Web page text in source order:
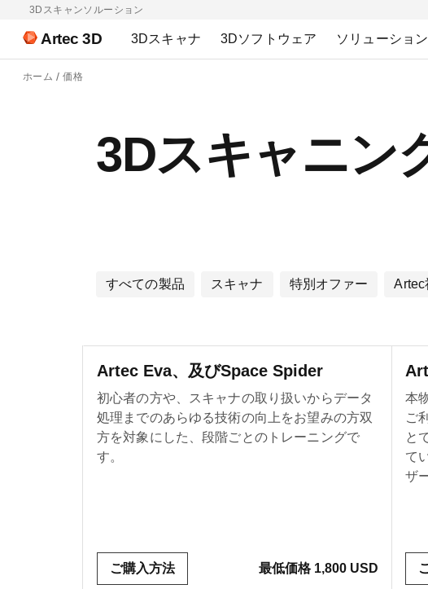
3Dスキャンソルーション
Artec 3D 3Dスキャナ 3Dソフトウェア ソリューション
ホーム 価格
3Dスキャニン
すべての製品 スキャナ 特別オファー Artec
Artec Eva、及びSpace Spider
初心者の方や、スキャナの取り扱いからデータ
処理までのあらゆる技術の向上をお望みの方双
方を対象にした、段階ごとのトレーニングで
す。
ご購入方法 最低価格 1,800 USD
本
ご
と
て
ザ